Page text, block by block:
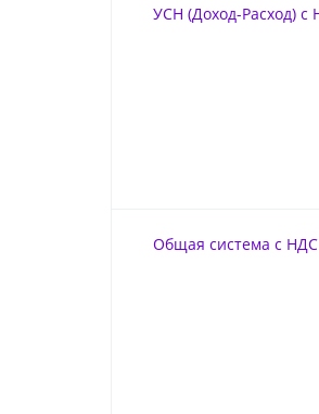
УСН (Доход-Расход)
Общая система с НДС